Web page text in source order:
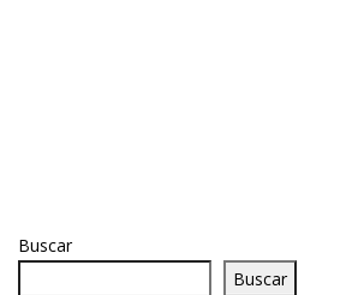
Buscar
Buscar